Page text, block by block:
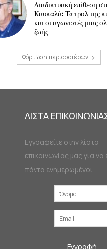
Διαδικτυακή επίθεση
Καυκαλά: Τα τρολ της
και οι αγωνιστές μιας
ζωής
Φόρτωση περισσοτέρων
ΛΙΣΤΑ
Εγγραφείτε στην λίστα
επικοινωνίας μας για να
πάντα ενημερωμένοι.
Εγγραφή